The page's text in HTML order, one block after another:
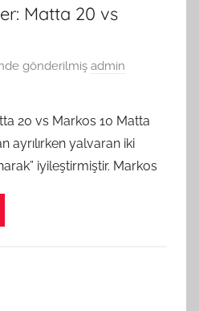
Matta 20 vs
gönderilmiş admin
20 vs Markos 10 Matta
ayrılırken yalvaran iki
iyileştirmiştir. Markos